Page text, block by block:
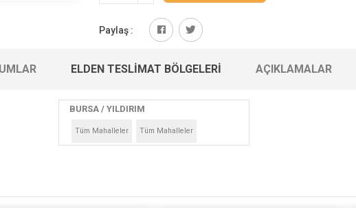
Paylaş :
ELDEN TESLIMAT BÖLGELERI AÇIKLAMALAR
BURSA / YILDIRIM
Tüm Mahalleler Tüm Mahalleler